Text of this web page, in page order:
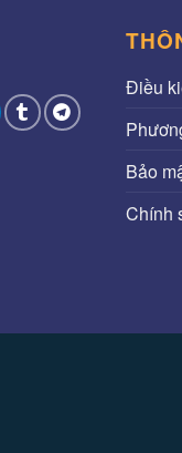
Điều
Bảo
Chính